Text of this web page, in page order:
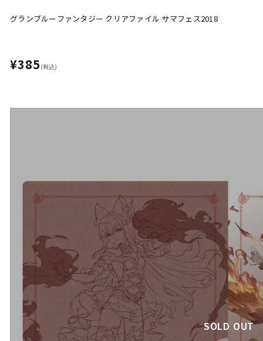
グランブルーファンタジー クリアファイル サマフェス2018
¥385 (税込)
SOLD OUT